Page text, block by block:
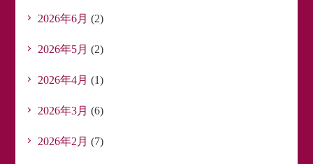
2026年6月 (2)
2026年5月 (2)
2026年4月 (1)
2026年3月 (6)
2026年2月 (7)